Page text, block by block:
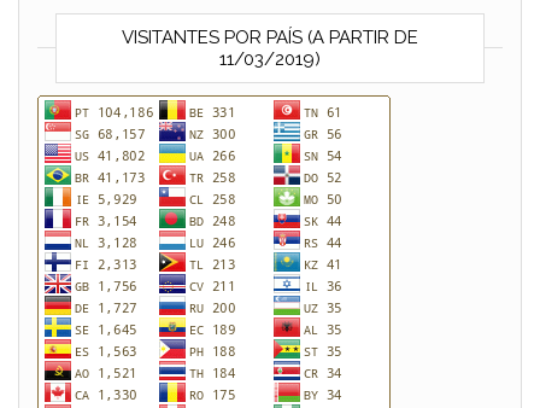
VISITANTES POR PAÍS (A PARTIR DE
11/03/2019)